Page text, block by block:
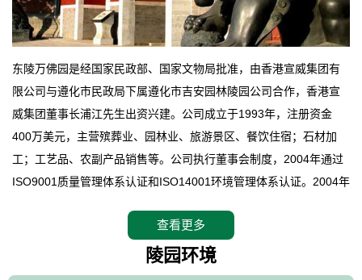
东陵万佛园是经国家民政部、国家文物局批准，由香港宣威集团有
限公司与遵化市民政局下属遵化市吉安园林陵园公司合作，香港宣
威集团董事长浦江先生出资兴建。公司成立于1993年，注册资金
400万美元，主营殡葬业、园林业、旅游景区、餐饮住宿；石材加
工；工艺品、农副产品销售等。公司执行董事会制度，2004年通过
ISO9001质量管理体系认证和ISO14001环境管理体系认证。2004年
拥有4A级旅游区头衔的花园式陵园，园内建有四星级酒店一座。
万佛园位于遵化市境内，座落在世界文化遗产清东陵地形墙内，地
形绝佳，地理位置优越，交通便利。公司以“建设全国顶级人生后花
查看更多
陵园环境